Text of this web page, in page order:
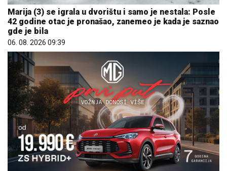
Marija (3) se igrala u dvorištu i samo je nestala: Posle
42 godine otac je pronašao, zanemeo je kada je saznao
gde je bila
06. 08. 2026 09:39